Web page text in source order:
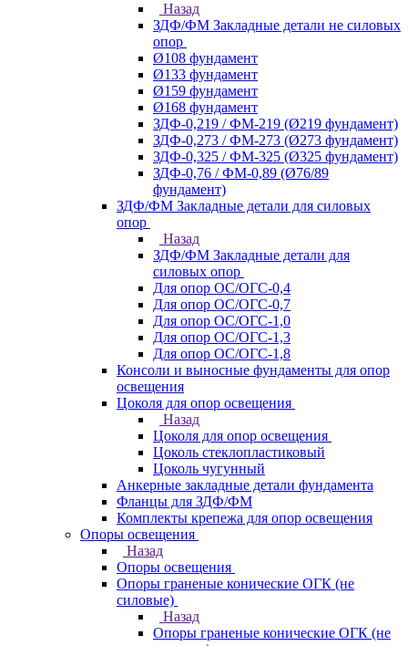
Назад
ЗДФ/ФМ Закладные детали не силовых
опор
Ø108 фундамент
Ø133 фундамент
Ø159 фундамент
Ø168 фундамент
ЗДФ-0,219 / ФМ-219 (Ø219 фундамент)
ЗДФ-0,273 / ФМ-273 (Ø273 фундамент)
ЗДФ-0,325 / ФМ-325 (Ø325 фундамент)
ЗДФ-0,76 / ФМ-0,89 (Ø76/89
фундамент)
ЗДФ/ФМ Закладные детали для силовых
опор
Назад
ЗДФ/ФМ Закладные детали для
силовых опор
Для опор ОС/ОГС-0,4
Для опор ОС/ОГС-0,7
Для опор ОС/ОГС-1,0
Для опор ОС/ОГС-1,3
Для опор ОС/ОГС-1,8
Консоли и выносные фундаменты для опор
освещения
Цоколя для опор освещения
Назад
Цоколя для опор освещения
Цоколь стеклопластиковый
Цоколь чугунный
Анкерные закладные детали фундамента
Фланцы для ЗДФ/ФМ
Комплекты крепежа для опор освещения
Опоры освещения
Назад
Опоры освещения
Опоры граненые конические ОГК (не
силовые)
Назад
Опоры граненые конические ОГК (не